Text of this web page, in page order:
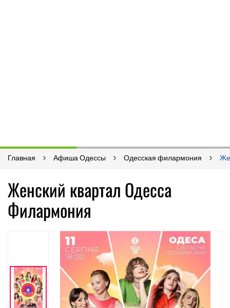
Главная Афиша Одессы Одесская филармония
Женский квартал Одесса
Филармония